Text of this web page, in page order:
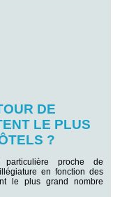
DE
LE PLUS
?
proche de
en fonction des
le plus grand nombre